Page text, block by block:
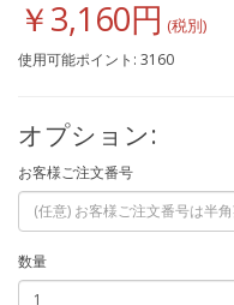
￥3,160円
使用可能ポイント: 3160
オプション:
お客様ご注文番号
数量